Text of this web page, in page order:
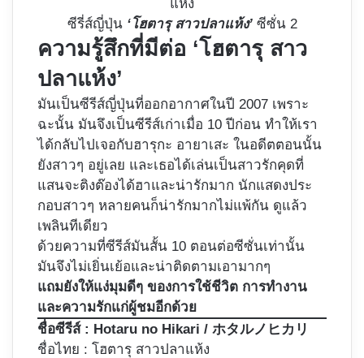
ซีรี่ส์ญี่ปุ่น ‘โฮตารุ สาวปลาแห้ง’ซีซั่น 2
ความรู้สึกที่มีต่อ ‘โฮตารุ สาว
ปลาแห้ง’
มันเป็นซีรีส์ญี่ปุ่นที่ออกอากาศในปี 2007 เพราะ
ฉะนั้น มันจึงเป็นซีรีส์เก่าเมื่อ 10 ปีก่อน ทำให้เรา
ได้กลับไปเจอกับฮารุกะ อายาเสะ ในอดีตตอนนั้น
ยังสาวๆ อยู่เลย และเธอได้เล่นเป็นสาวรักคุดที่
แสนจะติงต๊องได้ฮาและน่ารักมาก นักแสดงประ
กอบสาวๆ หลายคนก็น่ารักมากไม่แพ้กัน ดูแล้ว
เพลินทีเดียว
ด้วยความที่ซีรีส์มันสั้น 10 ตอนต่อซีซั่นเท่านั้น
มันจึงไม่เยิ่นเย้อและน่าติดตามเอามากๆ
แถมยังให้แง่มุมดีๆ ของการใช้ชีวิต การทำงาน
และความรักแก่ผู้ชมอีกด้วย
ชื่อซีรีส์ : Hotaru no Hikari / ホタルノヒカリ
ชื่อไทย : โฮตารุ สาวปลาแห้ง